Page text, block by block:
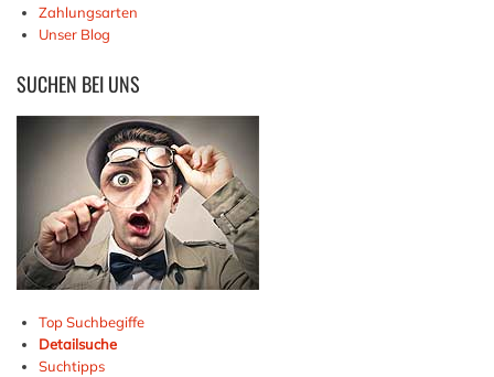
Zahlungsarten
Unser Blog
SUCHEN BEI UNS
Top Suchbegiffe
Detailsuche
Suchtipps